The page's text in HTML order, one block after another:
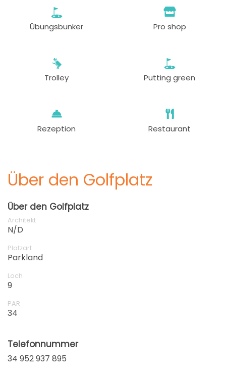
Übungsbunker Pro shop
Trolley Putting green
Rezeption Restaurant
Über den Golfplatz
Über den Golfplatz
Architekt
N/D
Platzart
Parkland
Loch
9
PAR
34
Telefonnummer
34 952 937 895